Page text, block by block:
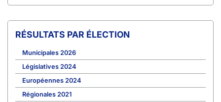
RÉSULTATS PAR ÉLECTION
Municipales 2026
Législatives 2024
Européennes 2024
Régionales 2021